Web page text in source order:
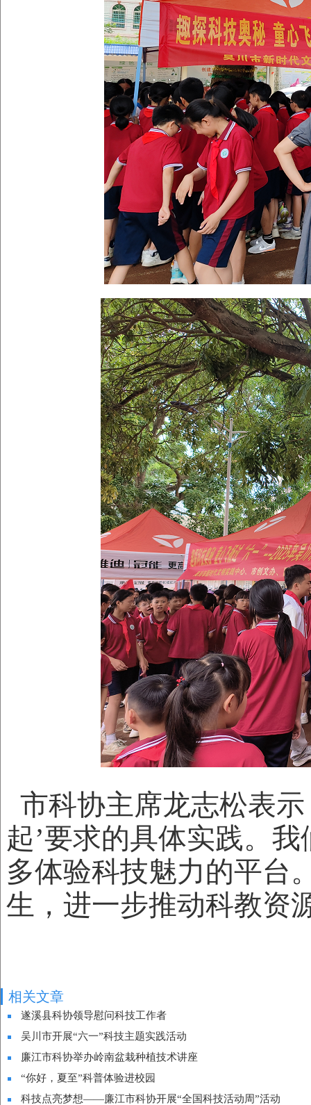
市科协主席龙志松表
起’要求的具体实践。
多体验科技魅力的平台
生，进一步推动科教资
相关文章
遂溪县科协领导慰问科技工作者
吴川市开展“六一”科技主题实践活动
廉江市科协举办岭南盆栽种植技术讲座
“你好，夏至”科普体验进校园
科技点亮梦想——廉江市科协开展“全国科技活动周”活动